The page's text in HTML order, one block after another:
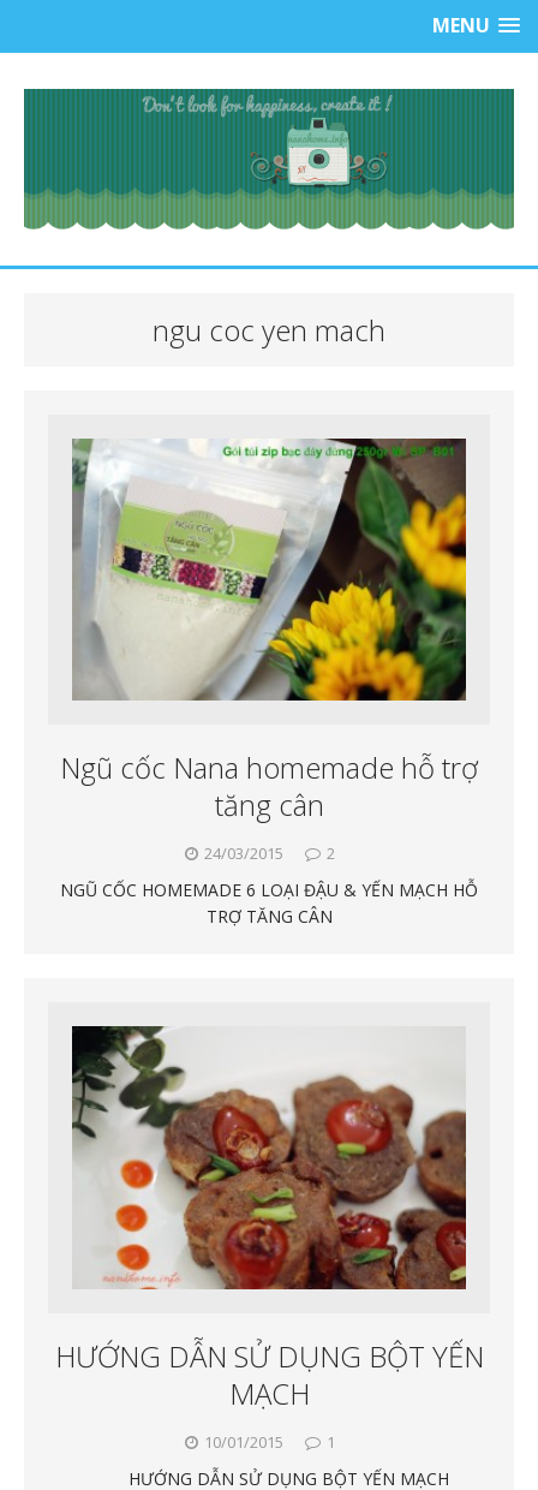
MENU
ngu coc yen mach
Ngũ cốc Nana homemade hỗ trợ
tăng cân
24/03/2015 2
NGŨ CỐC HOMEMADE 6 LOẠI ĐẬU & YẾN MẠCH HỖ
TRỢ TĂNG CÂN
HƯỚNG DẪN SỬ DỤNG BỘT YẾN
MẠCH
10/01/2015 1
HƯỚNG DẪN SỬ DỤNG BỘT YẾN MẠCH